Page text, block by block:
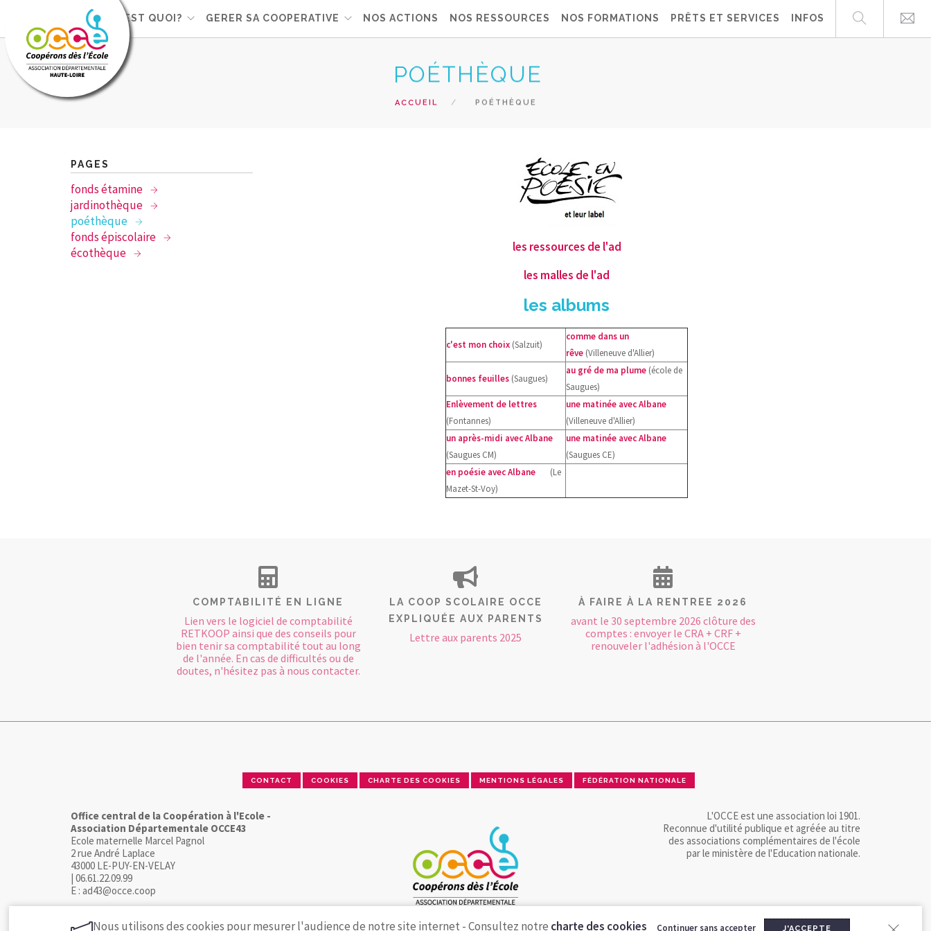
L'OCCE, C'EST QUOI? GERER SA COOPERATIVE NOS ACTIONS NOS RESSOURCES NOS FORMATIONS PRÊTS ET SERVICES INFOS
POÉTHÈQUE
ACCUEIL POÉTHÈQUE
PAGES
fonds étamine
jardinothèque
poéthèque
fonds épiscolaire
écothèque
les ressources de l'ad
les malles de l'ad
les albums
c'est mon choix (Salzuit)
comme dans un
rêve (Villeneuve d'Allier)
bonnes feuilles (Saugues)
au gré de ma plume (école de
Saugues)
Enlèvement de lettres
(Fontannes)
une matinée avec Albane
(Villeneuve d'Allier)
un après-midi avec Albane
(Saugues CM)
une matinée avec Albane
(Saugues CE)
en poésie avec Albane
(Le
Mazet-St-Voy)
COMPTABILITÉ EN LIGNE
Lien vers le logiciel de comptabilité
RETKOOP ainsi que des conseils pour
bien tenir sa comptabilité tout au long
de l'année. En cas de difficultés ou de
doutes, n'hésitez pas à nous contacter.
LA COOP SCOLAIRE OCCE
EXPLIQUÉE AUX PARENTS
Lettre aux parents 2025
À FAIRE À LA RENTREE 2026
avant le 30 septembre 2026 clôture des
comptes : envoyer le CRA + CRF +
renouveler l'adhésion à l'OCCE
CONTACT COOKIES CHARTE DES COOKIES MENTIONS LÉGALES FÉDÉRATION NATIONALE
Office central de la Coopération à l'Ecole -
Association Départementale OCCE43
Ecole maternelle Marcel Pagnol
2 rue André Laplace
43000 LE-PUY-EN-VELAY
| 06.61.22.09.99
E : ad43@occe.coop
L'OCCE est une association loi 1901.
Reconnue d'utilité publique et agréée au titre
des associations complémentaires de l'école
par le ministère de l'Education nationale.
Nous utilisons des cookies pour mesurer l'audience de notre site internet - Consultez notre charte des cookies Continuer sans accepter J'ACCEPTE